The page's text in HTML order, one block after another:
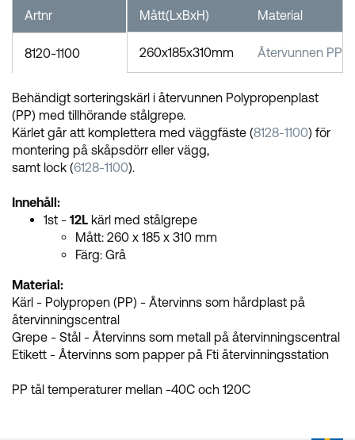
Mått(LxBxH) Material
260x185x310mm Återvunnen PP
Artnr
8120-1100
Behändigt sorteringskärl i återvunnen Polypropenplast
(PP) med tillhörande stålgrepe.
Kärlet går att komplettera med väggfäste (8128-1100) för
montering på skåpsdörr eller vägg,
samt lock (6128-1100).
Innehåll:
1st - 12L kärl med stålgrepe
Mått: 260 x 185 x 310 mm
Färg: Grå
Material:
Kärl - Polypropen (PP) - Återvinns som hårdplast på
återvinningscentral
Grepe - Stål - Återvinns som metall på återvinningscentral
Etikett - Återvinns som papper på Fti återvinningsstation
PP tål temperaturer mellan -40C och 120C